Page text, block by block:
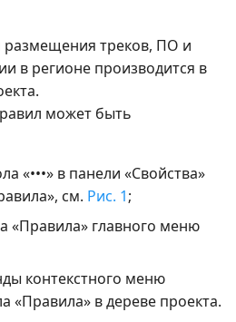
размещения треков, ПО и
в регионе производится в
может быть
«•••» в панели «Свойства»
см. Рис. 1;
«Правила» главного меню
контекстного меню
«Правила» в дереве проекта.